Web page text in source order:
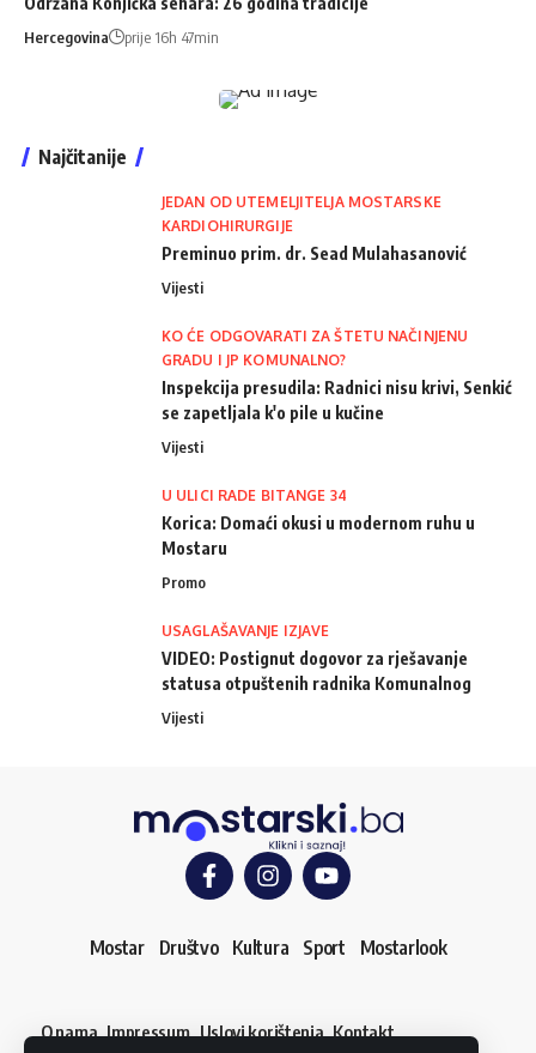
Hercegovina prije 16h 47min
Najčitanije
JEDAN OD UTEMELJITELJA MOSTARSKE
KARDIOHIRURGIJE
Preminuo prim. dr. Sead Mulahasanović
Vijesti
KO ĆE ODGOVARATI ZA ŠTETU NAČINJENU
GRADU I JP KOMUNALNO?
Inspekcija presudila: Radnici nisu krivi, Senkić
se zapetljala k'o pile u kučine
Vijesti
U ULICI RADE BITANGE 34
Korica: Domaći okusi u modernom ruhu u
Mostaru
Promo
USAGLAŠAVANJE IZJAVE
VIDEO: Postignut dogovor za rješavanje
statusa otpuštenih radnika Komunalnog
Vijesti
Mostar Društvo Kultura Sport Mostarlook
O nama Impressum Uslovi korištenja Kontakt